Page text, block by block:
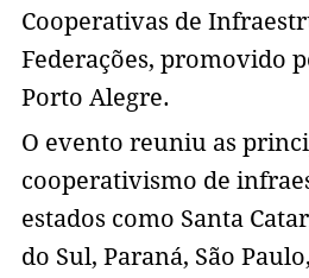
Cooperativas de
Federações, promovido
Porto Alegre.
O evento reuniu as
cooperativismo de
estados como Santa
do Sul, Paraná, São